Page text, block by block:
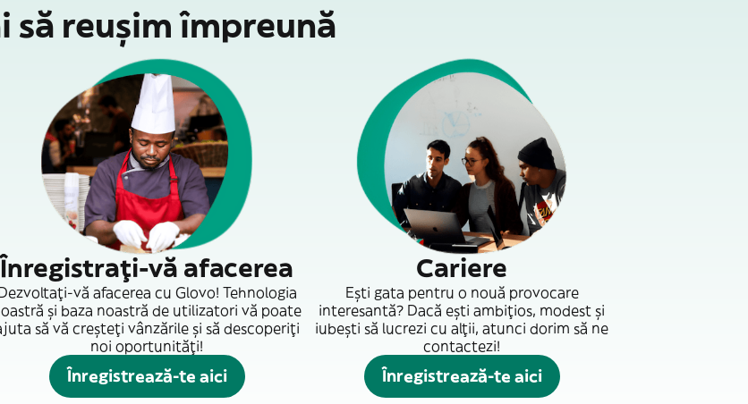
să reușim împreună
Înregistrați-vă afacerea
vă afacerea cu Glovo! Tehnologia
și baza noastră de utilizatori vă poate
să vă creșteți vânzările și să descoperiți
noi oportunități!
Înregistrează-te aici
Cariere
Ești gata pentru o nouă provocare
interesantă? Dacă ești ambițios, modest și
iubești să lucrezi cu alții, atunci dorim să ne
contactezi!
Înregistrează-te aici